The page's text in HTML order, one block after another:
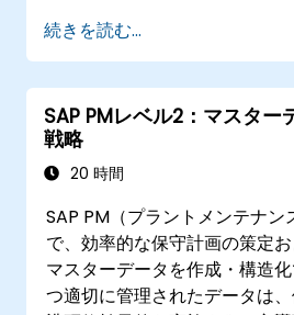
続きを読む...
SAP PMレベル2：マスター
戦略
20 時間
SAP PM（プラントメンテナン
で、効率的な保守計画の策定
マスターデータを作成・構造
つ適切に管理されたデータは